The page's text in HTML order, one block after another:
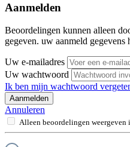
Aanmelden
Beoordelingen kunnen alleen
gegeven. uw aanmeld gegevens
Uw e-mailadres
Uw wachtwoord
Ik ben mijn wachtwoord
Aanmelden
Annuleren
Alleen beoordelingen weergeven